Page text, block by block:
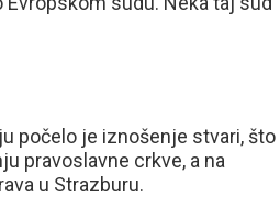
počelo je iznošenje stvari, što
pravoslavne crkve, a na
u Strazburu.